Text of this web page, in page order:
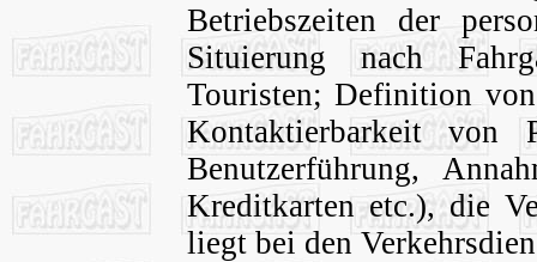
Betriebszeiten der
Situierung nach
Touristen; Definition
Kontaktierbarkeit von
Benutzerführung,
Kreditkarten etc.), die
liegt bei den